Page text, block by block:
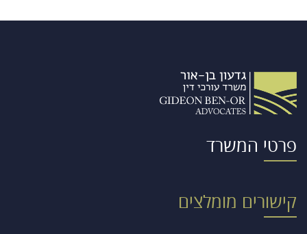
פרטי המשרד
קישורים מומלצים